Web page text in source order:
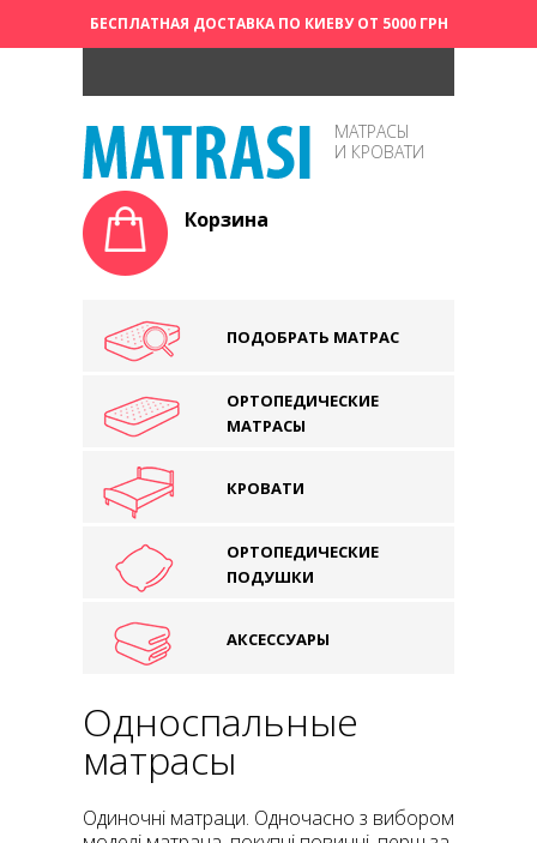
БЕСПЛАТНАЯ ДОСТАВКА ПО КИЕВУ ОТ 5000 ГРН
МАТРАСЫ
И КРОВАТИ
Корзина
ПОДОБРАТЬ МАТРАС
ОРТОПЕДИЧЕСКИЕ
МАТРАСЫ
КРОВАТИ
ОРТОПЕДИЧЕСКИЕ
ПОДУШКИ
АКСЕССУАРЫ
Односпальные
матрасы
Одиночні матраци. Одночасно з вибором